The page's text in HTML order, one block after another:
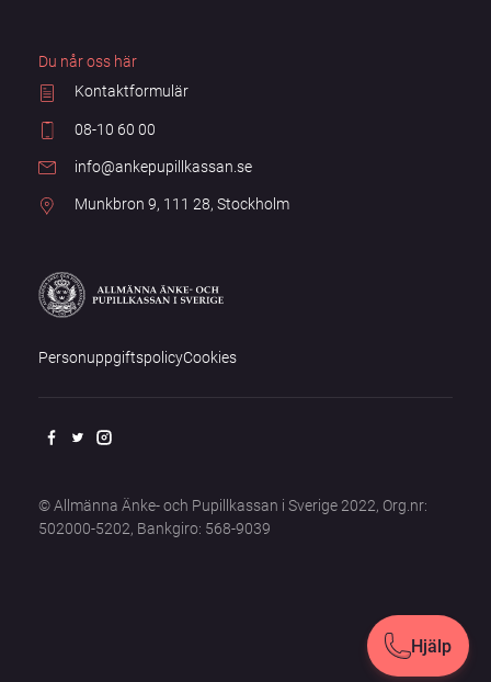
Du når oss här
Kontaktformulär
08-10 60 00
info@ankepupillkassan.se
Munkbron 9, 111 28, Stockholm
PersonuppgiftspolicyCookies
© Allmänna Änke- och Pupillkassan i Sverige 2022, Org.nr:
502000-5202, Bankgiro: 568-9039
Hjälp
Hjälp
Stäng